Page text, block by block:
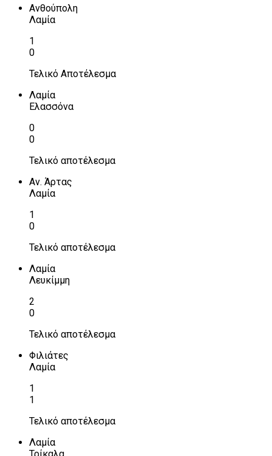
Ανθούπολη
Λαμία
1
0
Τελικό Αποτέλεσμα
Λαμία
Ελασσόνα
0
0
Τελικό αποτέλεσμα
Αν. Άρτας
Λαμία
1
0
Τελικό αποτέλεσμα
Λαμία
Λευκίμμη
2
0
Τελικό αποτέλεσμα
Φιλιάτες
Λαμία
1
1
Τελικό αποτέλεσμα
Λαμία